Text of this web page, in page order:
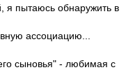
я пытаюсь обнаружить в
ассоциацию...
сыновья" - любимая с